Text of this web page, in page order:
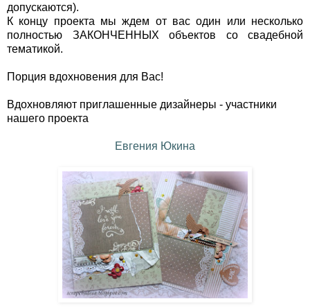
допускаются).
К концу проекта мы ждем от вас один или несколько
полностью ЗАКОНЧЕННЫХ объектов со свадебной
тематикой.
Порция вдохновения для Вас!
Вдохновляют приглашенные дизайнеры - участники
нашего проекта
Евгения Юкина